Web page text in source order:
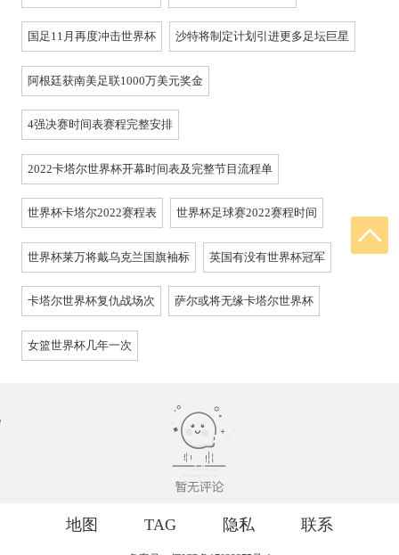
国足11月再度冲击世界杯 沙特将制定计划引进更多足坛巨星
阿根廷获南美足联1000万美元奖金
4强决赛时间表赛程完整安排
2022卡塔尔世界杯开幕时间表及完整节目流程单
世界杯卡塔尔2022赛程表 世界杯足球赛2022赛程时间
世界杯莱万将戴乌克兰国旗袖标 英国有没有世界杯冠军
卡塔尔世界杯复仇战场次 萨尔或将无缘卡塔尔世界杯
女篮世界杯几年一次
地图 TAG 隐私 联系